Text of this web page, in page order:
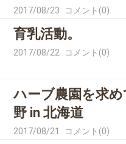
2017/08/23 コメント(0)
育乳活動。
2017/08/22 コメント(0)
ハーブ農園を求
野 in 北海道
2017/08/21 コメント(0)